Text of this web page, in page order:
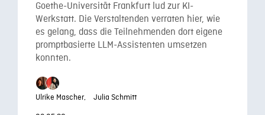
Goethe-Universität Frankfurt lud zur KI-
Werkstatt. Die Verstaltenden verraten hier, wie
es gelang, dass die Teilnehmenden dort eigene
promptbasierte LLM-Assistenten umsetzen
konnten.
Ulrike Mascher,
Julia Schmitt